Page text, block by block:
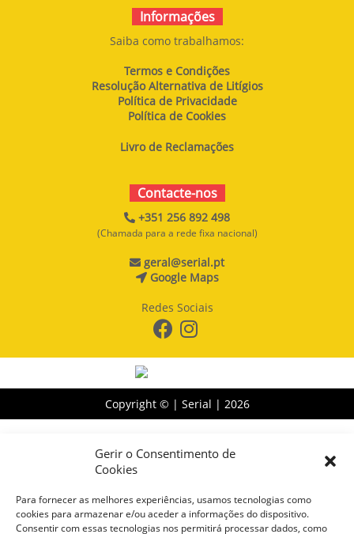
Gerir o Consentimento de
Cookies
Para fornecer as melhores experiências, usamos tecnologias como
cookies para armazenar e/ou aceder a informações do dispositivo.
Consentir com essas tecnologias nos permitirá processar dados, como
Informações
Saiba como trabalhamos:
Termos e Condições
Resolução Alternativa de Litígios
Política de Privacidade
Política de Cookies
Livro de Reclamações
Contacte-nos
+351 256 892 498
(Chamada para a rede fixa nacional)
geral@serial.pt
Google Maps
Redes Sociais
Copyright © | Serial | 2026